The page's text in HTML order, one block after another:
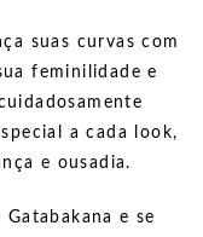
suas curvas com
feminilidade e
a cada look,
e ousadia.
e se